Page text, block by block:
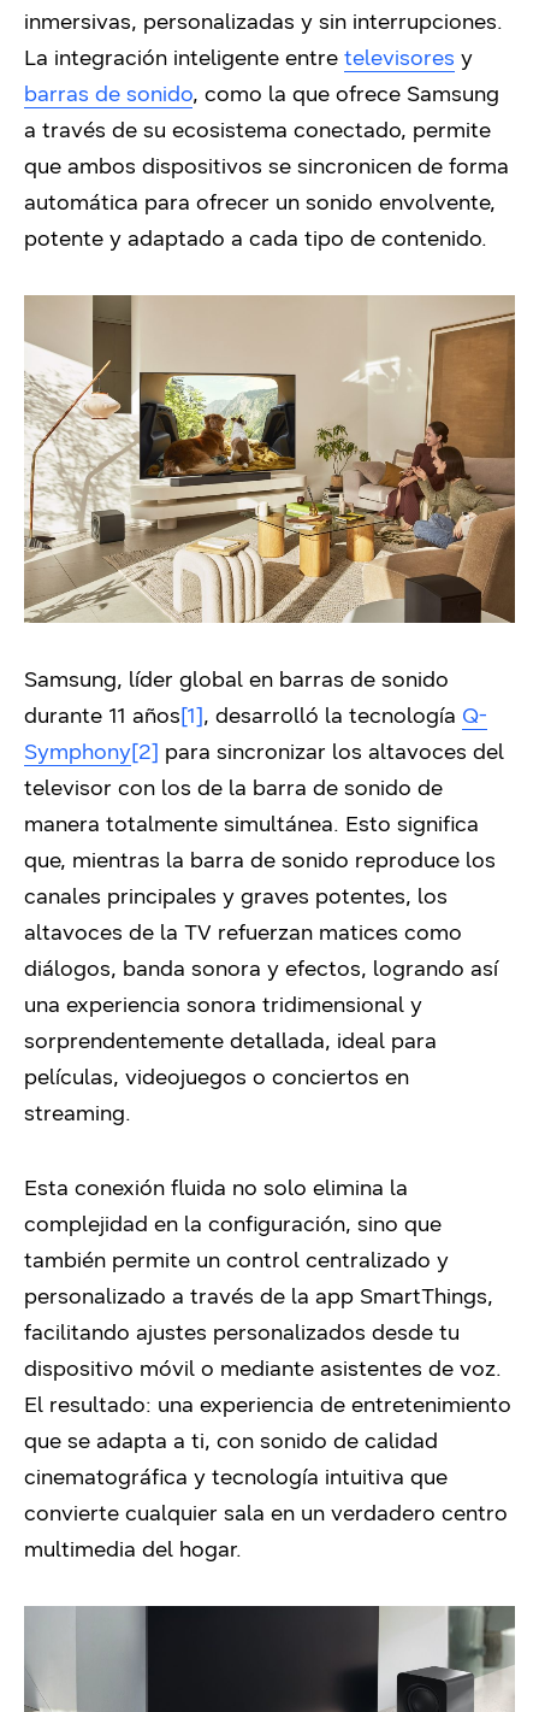
inmersivas, personalizadas y sin interrupciones.
La integración inteligente entre televisores y
barras de sonido, como la que ofrece Samsung
a través de su ecosistema conectado, permite
que ambos dispositivos se sincronicen de forma
automática para ofrecer un sonido envolvente,
potente y adaptado a cada tipo de contenido.
Samsung, líder global en barras de sonido
durante 11 años[1], desarrolló la tecnología Q-
Symphony[2] para sincronizar los altavoces del
televisor con los de la barra de sonido de
manera totalmente simultánea. Esto significa
que, mientras la barra de sonido reproduce los
canales principales y graves potentes, los
altavoces de la TV refuerzan matices como
diálogos, banda sonora y efectos, logrando así
una experiencia sonora tridimensional y
sorprendentemente detallada, ideal para
películas, videojuegos o conciertos en
streaming.
Esta conexión fluida no solo elimina la
complejidad en la configuración, sino que
también permite un control centralizado y
personalizado a través de la app SmartThings,
facilitando ajustes personalizados desde tu
dispositivo móvil o mediante asistentes de voz.
El resultado: una experiencia de entretenimiento
que se adapta a ti, con sonido de calidad
cinematográfica y tecnología intuitiva que
convierte cualquier sala en un verdadero centro
multimedia del hogar.